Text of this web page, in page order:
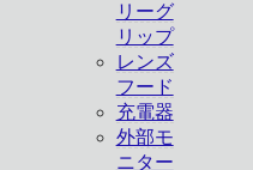
リーグ
リップ
レンズ
フード
充電器
外部モ
ニター